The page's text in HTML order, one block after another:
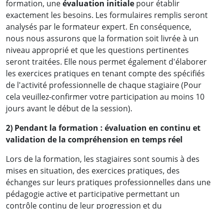
formation, uneévaluation initiale pour établir
exactement les besoins. Les formulaires remplis seront
analysés par le formateur expert. En conséquence,
nous nous assurons que la formation soit livrée à un
niveau approprié et que les questions pertinentes
seront traitées. Elle nous permet également d'élaborer
les exercices pratiques en tenant compte des spécifiés
de l'activité professionnelle de chaque stagiaire (Pour
cela veuillez-confirmer votre participation au moins 10
jours avant le début de la session).
2) Pendant la formation : évaluation en continu et
validation de la compréhension en temps réel
Lors de la formation, les stagiaires sont soumis à des
mises en situation, des exercices pratiques, des
échanges sur leurs pratiques professionnelles dans une
pédagogie active et participative permettant un
contrôle continu de leur progression et du